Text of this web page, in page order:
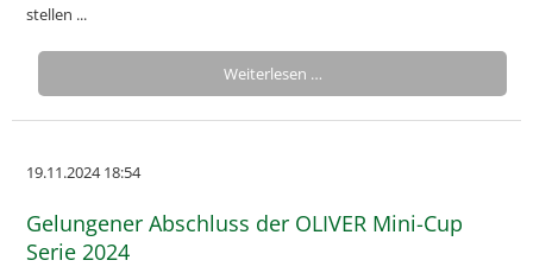
stellen ...
Weiterlesen …
19.11.2024 18:54
Gelungener Abschluss der OLIVER Mini-Cup
Serie 2024